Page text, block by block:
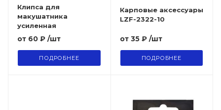
Клипса для
макушатника
усиленная
от 60 ₽ /шт
ПОДРОБНЕЕ
Карповые аксессуары
LZF-2322-10
от 35 ₽ /шт
ПОДРОБНЕЕ